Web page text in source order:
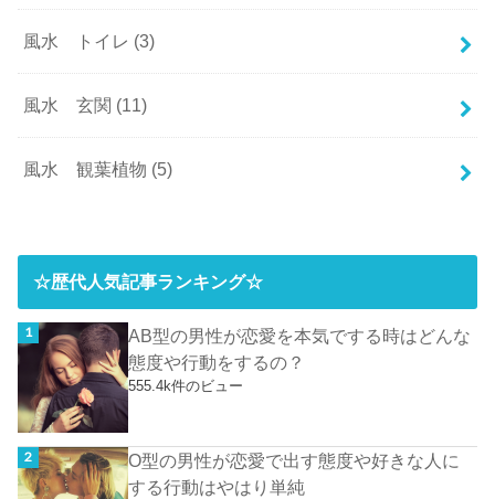
風水 トイレ (3)
風水 玄関 (11)
風水 観葉植物 (5)
☆歴代人気記事ランキング☆
AB型の男性が恋愛を本気でする時はどんな
態度や行動をするの？
555.4k件のビュー
O型の男性が恋愛で出す態度や好きな人に
する行動はやはり単純